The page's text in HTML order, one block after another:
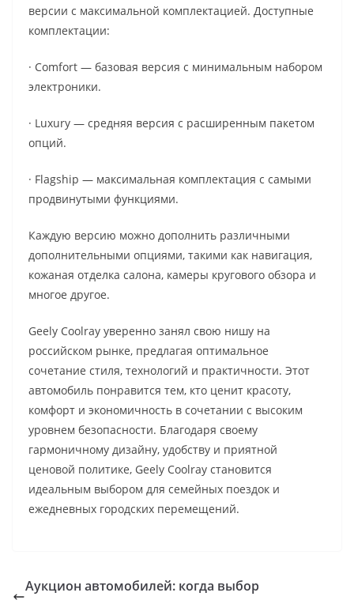
версии с максимальной комплектацией. Доступные
комплектации:
· Comfort — базовая версия с минимальным набором
электроники.
· Luxury — средняя версия с расширенным пакетом
опций.
· Flagship — максимальная комплектация с самыми
продвинутыми функциями.
Каждую версию можно дополнить различными
дополнительными опциями, такими как навигация,
кожаная отделка салона, камеры кругового обзора и
многое другое.
Geely Coolray уверенно занял свою нишу на
российском рынке, предлагая оптимальное
сочетание стиля, технологий и практичности. Этот
автомобиль понравится тем, кто ценит красоту,
комфорт и экономичность в сочетании с высоким
уровнем безопасности. Благодаря своему
гармоничному дизайну, удобству и приятной
ценовой политике, Geely Coolray становится
идеальным выбором для семейных поездок и
ежедневных городских перемещений.
Аукцион автомобилей: когда выбор